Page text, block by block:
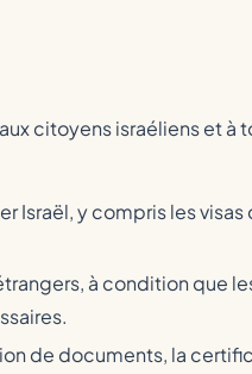
citoyens israéliens et à
Israël, y compris les visas
à condition que
de documents, la